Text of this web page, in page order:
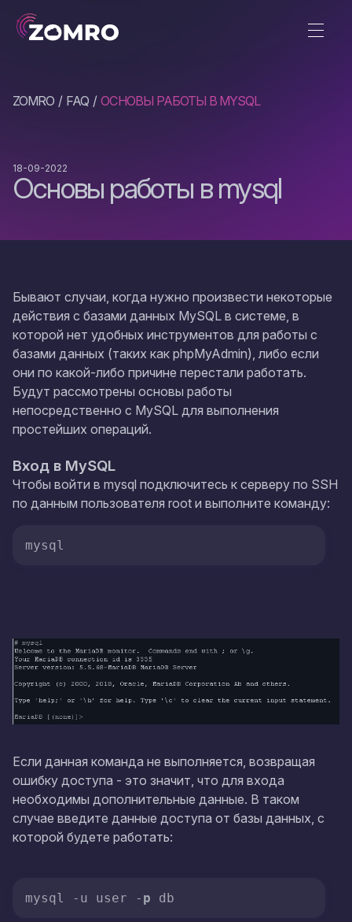
ZOMRO FAQ ОСНОВЫ РАБОТЫ В MYSQL
Основы работы в mysql
18-09-2022
Бывают случаи, когда нужно произвести некоторые
действия с базами данных MySQL в системе, в
которой нет удобных инструментов для работы с
базами данных (таких как phpMyAdmin), либо если
они по какой-либо причине перестали работать.
Будут рассмотрены основы работы
непосредственно с MySQL для выполнения
простейших операций.
Вход в MySQL
Чтобы войти в mysql подключитесь к серверу по SSH
по данным пользователя root и выполните команду:
mysql
Если данная команда не выполняется, возвращая
ошибку доступа - это значит, что для входа
необходимы дополнительные данные. В таком
случае введите данные доступа от базы данных, с
которой будете работать:
mysql -u user - p db